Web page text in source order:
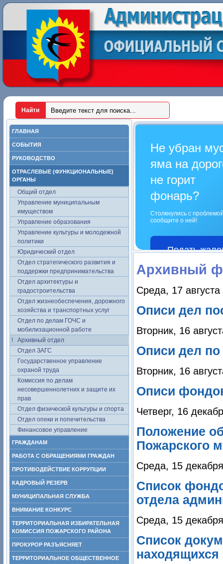
ГЛАВНАЯ
СОБЫТИЯ
РУКОВОДСТВО
ОТРАСЛЕВЫЕ (ФУНКЦИОНАЛЬНЫЕ)
ОРГАНЫ
Общий отдел
Управление муниципальным
имуществом
Управление образования
Управление культуры и молодежной
политики
Юридический отдел
Отдел стратегического развития и
поддержки предпринимательства
Отдел архитектуры и
градостроительства
Отдел жизнеобеспечения, дорожного
хозяйства и транспортных услуг
Отдел по делам ГОЧС и
мобилизационной работе
Архивный отдел
Отдел ЗАГС
Государственное управление
охраной труда
Комиссия по делам
несовершеннолетних и защите их
прав
Отдел физической культуры и спорта
Отдел опеки и попечительства
Финансовое управление
ГРАЖДАНАМ
РАБОТА С ОБРАЩЕНИЯМИ ГРАЖДАН
ПРОТИВОДЕЙСТВИЕ КОРРУПЦИИ
КАДРОВЫЙ РЕЗЕРВ
МУНИЦИПАЛЬНАЯ СЛУЖБА
ВНИМАНИЕ КОНКУРС
ТЕРРИТОРИАЛЬНАЯ ИЗБИРАТЕЛЬНАЯ
КОМИССИЯ ПОЖАРСКОГО РАЙОНА
ПРОКУРОР РАЗЪЯСНЯЕТ
ТЕРРИТОРИАЛЬНОЕ ОБЩЕСТВЕННОЕ
Не убран
яма на
не горит
фонарь?
Столкнулись с
сообщите о ней!
Подать
Архивный
Среда, 17
Описи дел
Вторник, 16
Описи дел по
Вторник, 16
Описи
Четверг, 16
Положение
Пожарского
Среда, 15
Список
отдела
Среда, 15
Список
находящихся